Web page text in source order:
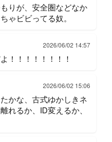
りが、安全圏などなか
ゃビビってる奴。
2026/06/02 14:57
！！！！！！！！
2026/06/02 15:06
かな、古式ゆかしきネ
れるか、ID変えるか、